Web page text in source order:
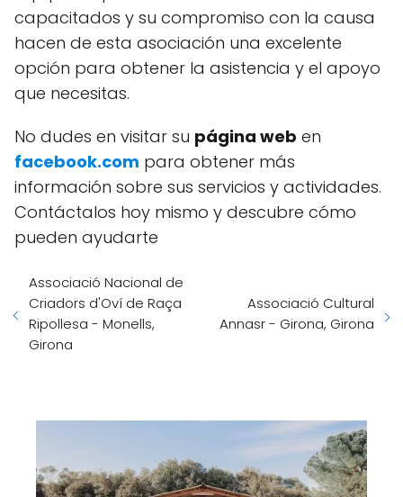
capacitados y su compromiso con la causa
hacen de esta asociación una excelente
opción para obtener la asistencia y el apoyo
que necesitas.
No dudes en visitar su página web en
facebook.com para obtener más
información sobre sus servicios y actividades.
Contáctalos hoy mismo y descubre cómo
pueden ayudarte
Associació Nacional de
Criadors d'Oví de Raça
Ripollesa - Monells,
Girona
Associació Cultural
Annasr - Girona, Girona